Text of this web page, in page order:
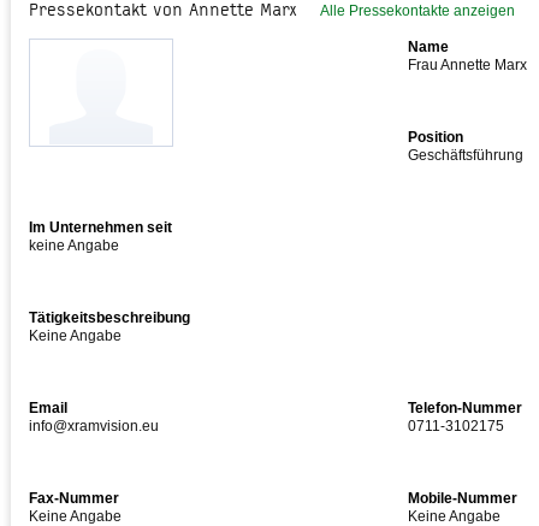
Pressekontakt von Annette Marx Alle Pressekontakte anzeigen
Name
Frau Annette Marx
Position
Geschäftsführung
Im Unternehmen seit
keine Angabe
Tätigkeitsbeschreibung
Keine Angabe
Email
info@xramvision.eu
Telefon-Nummer
0711-3102175
Fax-Nummer
Keine Angabe
Mobile-Nummer
Keine Angabe